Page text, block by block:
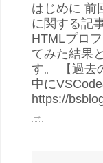
はじめに 前
に関する記
HTMLプロ
てみた結果
す。 【過去
中に
https://
→